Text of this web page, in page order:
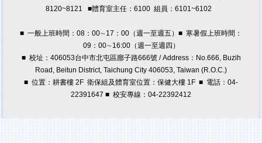
獎學金專區
教職員諮商預約/轉介
8120~8121
■體育室主任：6100 組員：6101~6102
■ 一般上班時間：08：00∼17：00（週一至週五）■ 寒暑假上班時間：
09：00∼16:00（週一至週四）
■ 校址：406053台中市北屯區廍子路666號 / Address：No.666, Buzih
Road, Beitun District, Taichung City 406053, Taiwan (R.O.C.)
■ 位置：耕書樓 2F 衛保組及體育室位置：保健大樓 1F ■ 電話：04-
22391647 ■ 校安專線：04-22392412